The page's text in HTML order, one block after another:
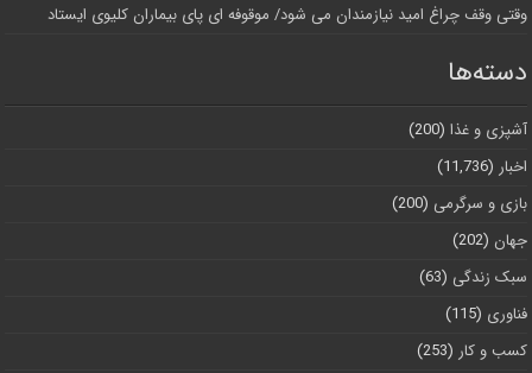
وقتی وقف چراغ امید نیازمندان می شود/ موقوفه ای پای بیماران کلیوی ایستاد
دسته‌ها
آشپزی و غذا (200)
اخبار (11,736)
بازی و سرگرمی (200)
جهان (202)
سبک زندگی (63)
فناوری (115)
کسب و کار (253)